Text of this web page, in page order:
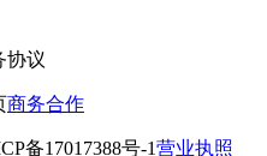
协议
商务合作
备17017388号-1营业执照